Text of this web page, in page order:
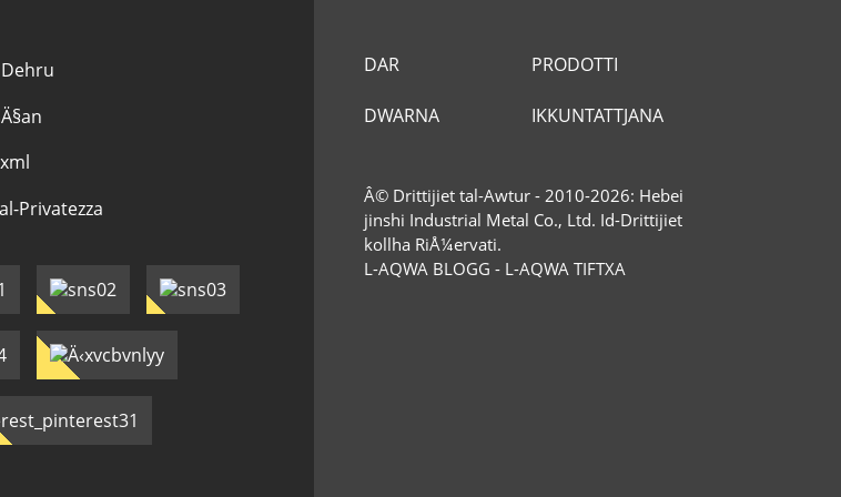
Privatezza
DAR PRODOTTI
DWARNA IKKUNTATTJANA
Â© Drittijiet tal-Awtur - 2010-2026: Hebei
jinshi Industrial Metal Co., Ltd. Id-Drittijiet
kollha RiÅ¼ervati.
L-AQWA BLOGG - L-AQWA TIFTXA